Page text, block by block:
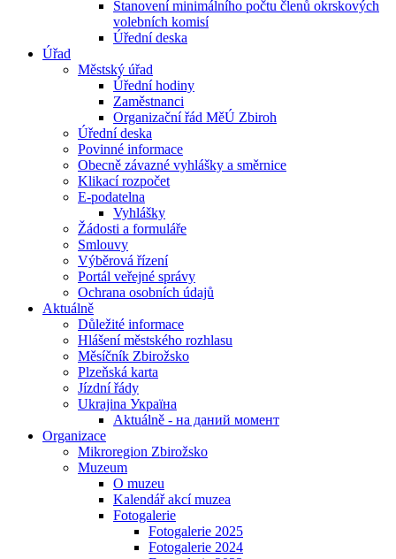
Stanovení minimálního počtu členů okrskových
volebních komisí
Úřední deska
Úřad
Městský úřad
Úřední hodiny
Zaměstnanci
Organizační řád MěÚ Zbiroh
Úřední deska
Povinné informace
Obecně závazné vyhlášky a směrnice
Klikací rozpočet
E-podatelna
Vyhlášky
Žádosti a formuláře
Smlouvy
Výběrová řízení
Portál veřejné správy
Ochrana osobních údajů
Aktuálně
Důležité informace
Hlášení městského rozhlasu
Měsíčník Zbirožsko
Plzeňská karta
Jízdní řády
Ukrajina Україна
Aktuálně - на даний момент
Organizace
Mikroregion Zbirožsko
Muzeum
O muzeu
Kalendář akcí muzea
Fotogalerie
Fotogalerie 2025
Fotogalerie 2024